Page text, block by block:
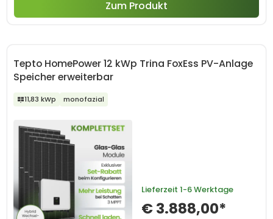
Zum Produkt
Tepto HomePower 12 kWp Trina FoxEss PV-Anlage
Speicher erweiterbar
11,83 kWp monofazial
Lieferzeit 1-6 Werktage
€ 3.888,00*